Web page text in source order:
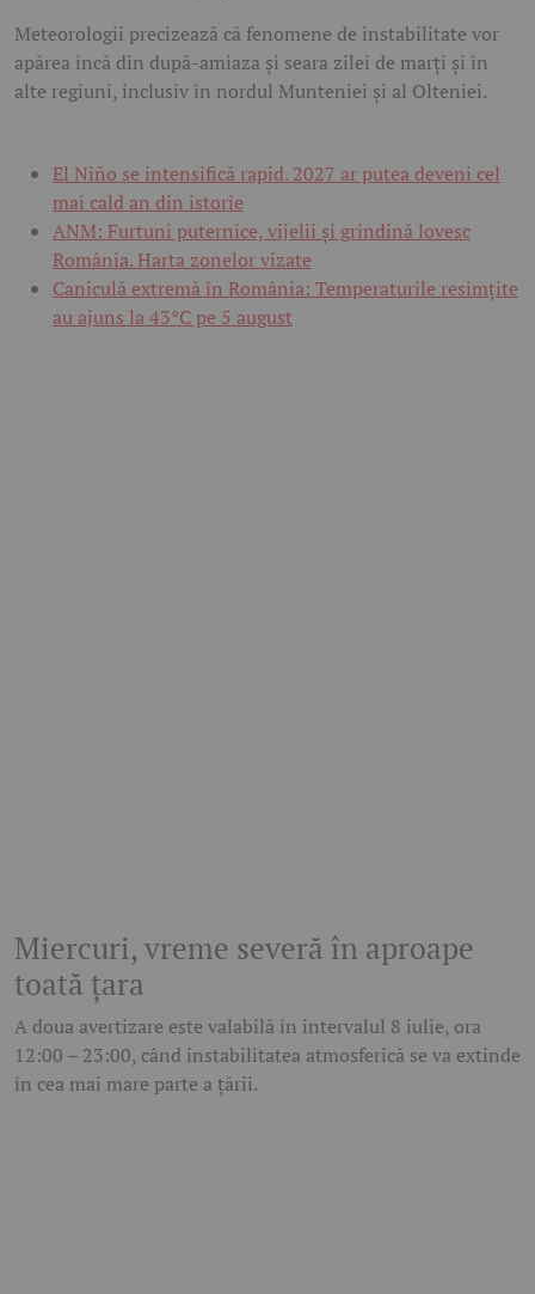
Meteorologii precizează că fenomene de instabilitate vor
apărea încă din după-amiaza și seara zilei de marți și în
alte regiuni, inclusiv în nordul Munteniei și al Olteniei.
El Niño se intensifică rapid. 2027 ar putea deveni cel
mai cald an din istorie
ANM: Furtuni puternice, vijelii și grindină lovesc
România. Harta zonelor vizate
Caniculă extremă în România: Temperaturile resimțite
au ajuns la 43°C pe 5 august
Miercuri, vreme severă în aproape
toată țara
A doua avertizare este valabilă în intervalul 8 iulie, ora
12:00 – 23:00, când instabilitatea atmosferică se va extinde
în cea mai mare parte a țării.